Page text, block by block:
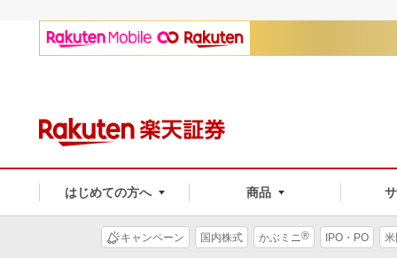
はじめての方へ 商品
キャンペーン 国内株式 かぶミニ® IPO・PO